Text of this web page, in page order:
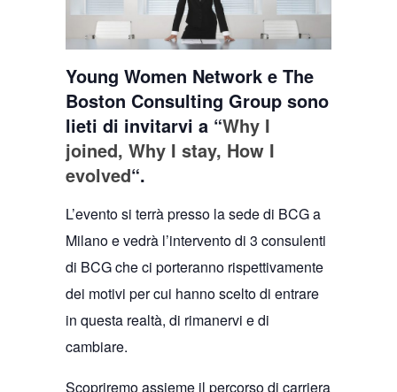
Young Women Network e The
Boston Consulting Group sono
lieti di invitarvi a “Why I
joined, Why I stay, How I
evolved“.
L’evento si terrà presso la sede di BCG a
Milano e vedrà l’intervento di 3 consulenti
di BCG che ci porteranno rispettivamente
dei motivi per cui hanno scelto di entrare
in questa realtà, di rimanervi e di
cambiare.
Scopriremo assieme il percorso di carriera